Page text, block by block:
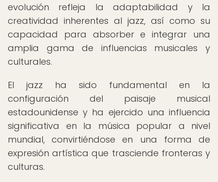
evolución refleja la adaptabilidad y la
creatividad inherentes al jazz, así como su
capacidad para absorber e integrar una
amplia gama de influencias musicales y
culturales.
El jazz ha sido fundamental en la
configuración del paisaje musical
estadounidense y ha ejercido una influencia
significativa en la música popular a nivel
mundial, convirtiéndose en una forma de
expresión artística que trasciende fronteras y
culturas.